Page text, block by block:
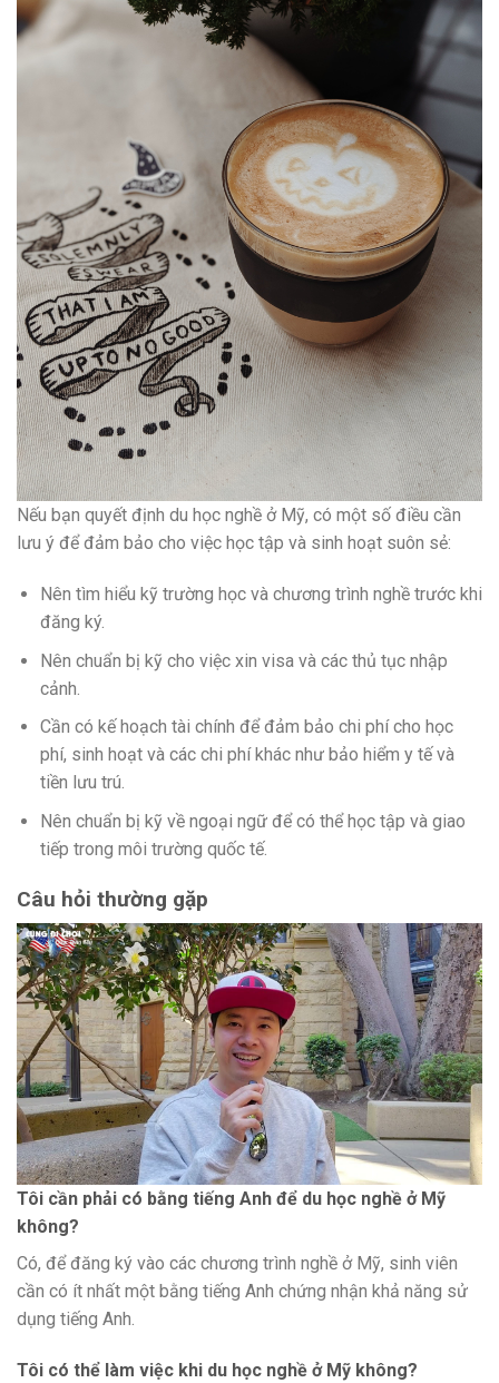
Nếu bạn quyết định du học nghề ở Mỹ, có một số điều cần
lưu ý để đảm bảo cho việc học tập và sinh hoạt suôn sẻ:
Nên tìm hiểu kỹ trường học và chương trình nghề trước khi
đăng ký.
Nên chuẩn bị kỹ cho việc xin visa và các thủ tục nhập
cảnh.
Cần có kế hoạch tài chính để đảm bảo chi phí cho học
phí, sinh hoạt và các chi phí khác như bảo hiểm y tế và
tiền lưu trú.
Nên chuẩn bị kỹ về ngoại ngữ để có thể học tập và giao
tiếp trong môi trường quốc tế.
Câu hỏi thường gặp
Tôi cần phải có bằng tiếng Anh để du học nghề ở Mỹ
không?
Có, để đăng ký vào các chương trình nghề ở Mỹ, sinh viên
cần có ít nhất một bằng tiếng Anh chứng nhận khả năng sử
dụng tiếng Anh.
Tôi có thể làm việc khi du học nghề ở Mỹ không?